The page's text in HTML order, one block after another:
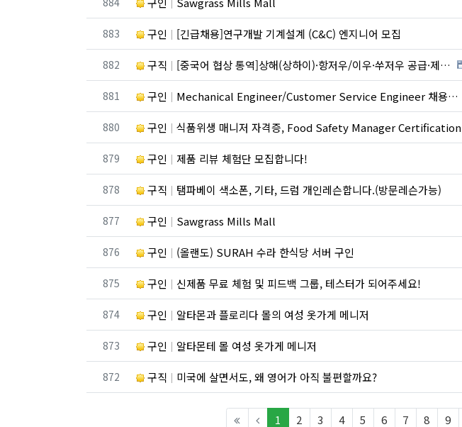
번호
883 구인 [긴급채용]연구개발 기계설계 (C&C) 엔지니어 모집
번호
882 구직 [중국어 협상 통역]상해(상하이)·항저우/이우·쑤저우 공급·제조 업체,공장 미팅 & 전시회 한중 원어민 프리…
번호
881 구인 Mechanical Engineer/Customer Service Engineer 채용중입니다.
번호
880 구인 식품위생 매니저 자격증, Food Safety Manager Certification
번호
879 구인 제품 리뷰 체험단 모집합니다!
번호
878 구직 탬파베이 색소폰, 기타, 드럼 개인레슨합니다.(방문레슨가능)
번호
877 구인 Sawgrass Mills Mall
번호
876 구인 (올랜도) SURAH 수라 한식당 서버 구인
번호
875 구인 신제품 무료 체험 및 피드백 그룹, 테스터가 되어주세요!
번호
874 구인 알타몬과 플로리다 몰의 여성 옷가게 메니저
번호
873 구인 알타몬테 몰 여성 옷가게 메니저
번호
872 구직 미국에 살면서도, 왜 영어가 아직 불편할까요?
1 (current)
2 3 4 5 6 7 8 9